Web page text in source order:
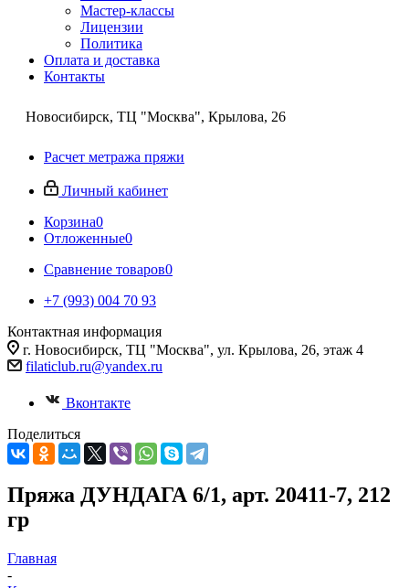
Мастер-классы
Лицензии
Политика
Оплата и доставка
Контакты
Новосибирск, ТЦ "Москва", Крылова, 26
Расчет метража пряжи
Личный кабинет
Корзина0
Отложенные0
Сравнение товаров0
+7 (993) 004 70 93
Контактная информация
г. Новосибирск, ТЦ "Москва", ул. Крылова, 26, этаж 4
filaticlub.ru@yandex.ru
Вконтакте
Поделиться
Пряжа ДУНДАГА 6/1, арт. 20411-7, 212
гр
Главная
-